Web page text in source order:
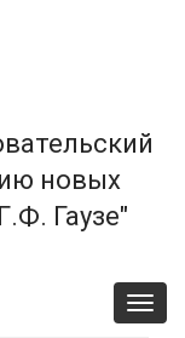
новых
Гаузе"